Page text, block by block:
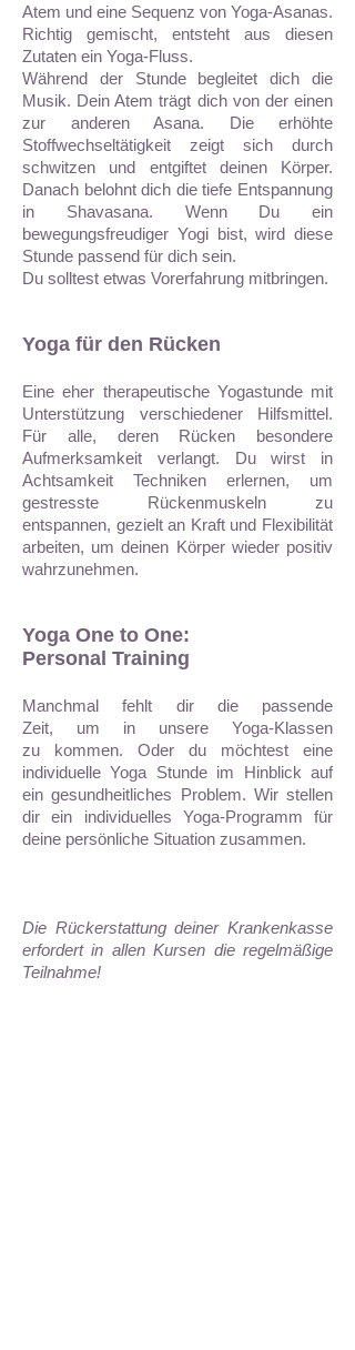
Atem und eine Sequenz von Yoga-Asanas.
Richtig gemischt, entsteht aus diesen
Zutaten ein Yoga-Fluss.
Während der Stunde begleitet dich die
Musik. Dein Atem trägt dich von der einen
zur anderen Asana. Die erhöhte
Stoffwechseltätigkeit zeigt sich durch
schwitzen und entgiftet deinen Körper.
Danach belohnt dich die tiefe Entspannung
in Shavasana. Wenn Du ein
bewegungsfreudiger Yogi bist, wird diese
Stunde passend für dich sein.
Du solltest etwas Vorerfahrung mitbringen.
Yoga für den Rücken
Eine eher therapeutische Yogastunde mit
Unterstützung verschiedener Hilfsmittel.
Für alle, deren Rücken besondere
Aufmerksamkeit verlangt. Du wirst in
Achtsamkeit Techniken erlernen, um
gestresste Rückenmuskeln zu
entspannen, gezielt an Kraft und Flexibilität
arbeiten, um deinen Körper wieder positiv
wahrzunehmen.
Yoga One to One:
Personal Training
Manchmal fehlt dir die passende
Zeit, um in unsere Yoga-Klassen
zu kommen. Oder du möchtest eine
individuelle Yoga Stunde im Hinblick auf
ein gesundheitliches Problem. Wir stellen
dir ein individuelles Yoga-Programm für
deine persönliche Situation zusammen.
Die Rückerstattung deiner Krankenkasse
erfordert in allen Kursen die regelmäßige
Teilnahme!